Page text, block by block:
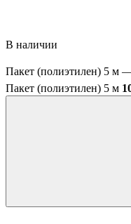
В наличии
Пакет (полиэтилен) 5 м
Пакет (полиэтилен) 5 м